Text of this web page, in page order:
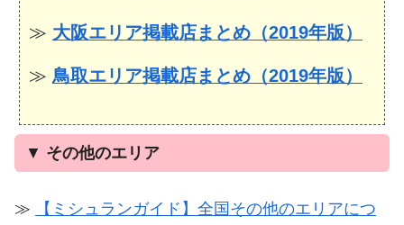
≫ 大阪エリア掲載店まとめ（2019年版）
≫ 鳥取エリア掲載店まとめ（2019年版）
▼ その他のエリア
≫
【ミシュランガイド】全国その他のエリアにつ